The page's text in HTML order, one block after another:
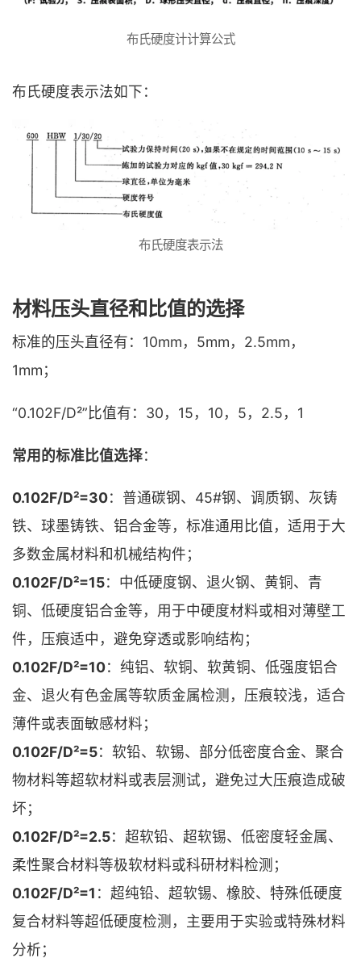
布氏硬度计计算公式
布氏硬度表示法如下：
布氏硬度表示法
材料压头直径和比值的选择
标准的压头直径有：10mm，5mm，2.5mm，
1mm；
“0.102F/D²”比值有：30，15，10，5，2.5，1
常用的标准比值选择：
0.102F/D²=30：普通碳钢、45#钢、调质钢、灰铸
铁、球墨铸铁、铝合金等，标准通用比值，适用于大
多数金属材料和机械结构件；
0.102F/D²=15：中低硬度钢、退火钢、黄铜、青
铜、低硬度铝合金等，用于中硬度材料或相对薄壁工
件，压痕适中，避免穿透或影响结构；
0.102F/D²=10：纯铝、软铜、软黄铜、低强度铝合
金、退火有色金属等软质金属检测，压痕较浅，适合
薄件或表面敏感材料；
0.102F/D²=5：软铅、软锡、部分低密度合金、聚合
物材料等超软材料或表层测试，避免过大压痕造成破
坏；
0.102F/D²=2.5：超软铅、超软锡、低密度轻金属、
柔性聚合材料等极软材料或科研材料检测；
0.102F/D²=1 ：超纯铅、超软锡、橡胶、特殊低硬度
复合材料等超低硬度检测，主要用于实验或特殊材料
分析；